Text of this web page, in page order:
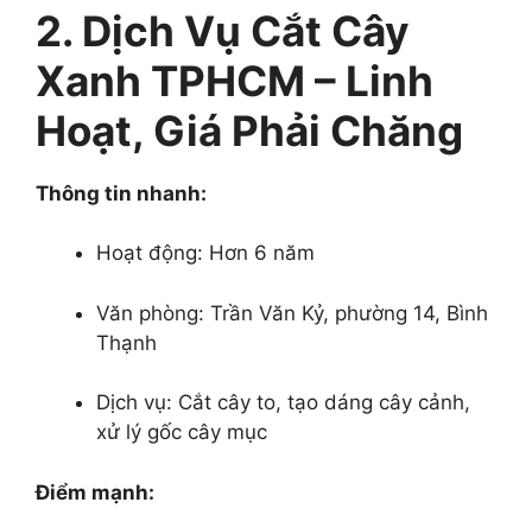
2. Dịch Vụ Cắt Cây
Xanh TPHCM – Linh
Hoạt, Giá Phải Chăng
Thông tin nhanh:
Hoạt động: Hơn 6 năm
Văn phòng: Trần Văn Kỷ, phường 14, Bình
Thạnh
Dịch vụ: Cắt cây to, tạo dáng cây cảnh,
xử lý gốc cây mục
Điểm mạnh: